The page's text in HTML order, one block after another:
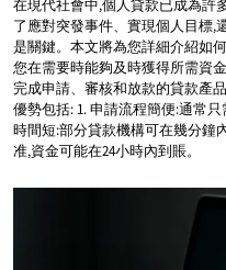
在現代社會中,個人貸款已成為許
了應對突發事件、實現個人目標,
是關鍵。本文將為您詳細介紹如
您在需要時能夠及時獲得所需資
完成申請、審核和放款的貸款產
優勢包括: 1. 申請流程簡便:通常
時間短:部分貸款機構可在幾分鐘
准,資金可能在24小時內到賬。